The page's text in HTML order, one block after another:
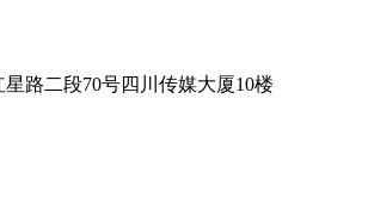
二段70号四川传媒大厦10楼